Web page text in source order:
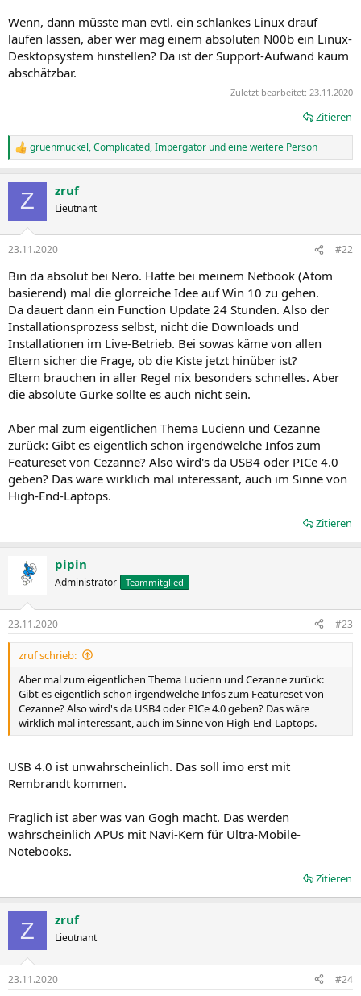
Wenn, dann müsste man evtl. ein schlankes Linux drauf
laufen lassen, aber wer mag einem absoluten N00b ein Linux-
Desktopsystem hinstellen? Da ist der Support-Aufwand kaum
abschätzbar.
Zuletzt bearbeitet: 23.11.2020
Zitieren
R
e
e
:
gruenmuckel,Complicated,Impergator und eine weitere Person
Z zruf
Lieutnant
23.11.2020 #22
Bin da absolut bei Nero. Hatte bei meinem Netbook (Atom
basierend) mal die glorreiche Idee auf Win 10 zu gehen.
Da dauert dann ein Function Update 24 Stunden. Also der
Installationsprozess selbst, nicht die Downloads und
Installationen im Live-Betrieb. Bei sowas käme von allen
Eltern sicher die Frage, ob die Kiste jetzt hinüber ist?
Eltern brauchen in aller Regel nix besonders schnelles. Aber
die absolute Gurke sollte es auch nicht sein.
Aber mal zum eigentlichen Thema Lucienn und Cezanne
zurück: Gibt es eigentlich schon irgendwelche Infos zum
Featureset von Cezanne? Also wird's da USB4 oder PICe 4.0
geben? Das wäre wirklich mal interessant, auch im Sinne von
High-End-Laptops.
Zitieren
pipin
Administrator Teammitglied
23.11.2020 #23
zruf schrieb:
Aber mal zum eigentlichen Thema Lucienn und Cezanne zurück:
Gibt es eigentlich schon irgendwelche Infos zum Featureset von
Cezanne? Also wird's da USB4 oder PICe 4.0 geben? Das wäre
wirklich mal interessant, auch im Sinne von High-End-Laptops.
USB 4.0 ist unwahrscheinlich. Das soll imo erst mit
Rembrandt kommen.
Fraglich ist aber was van Gogh macht. Das werden
wahrscheinlich APUs mit Navi-Kern für Ultra-Mobile-
Notebooks.
Zitieren
Z zruf
Lieutnant
23.11.2020 #24